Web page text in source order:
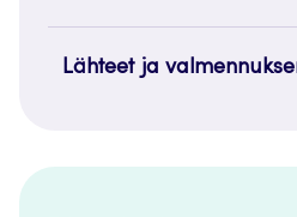
Lähteet ja